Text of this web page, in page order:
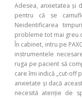
Adesea, anxietatea și
pentru că se
Neidentificarea
probleme tot mai greu
În cabinet, intru pe
instrumentele
ruga pe pacient să
care îmi indică „cut-off
anxietate și dacă
necesită atenție de